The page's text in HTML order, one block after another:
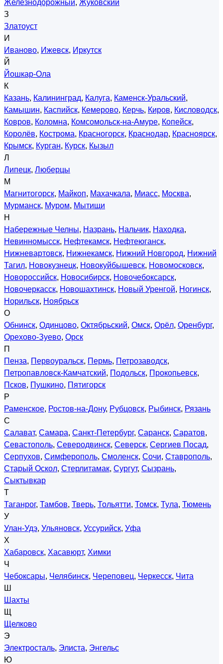
Железнодорожный, Жуковский
З
Златоуст
И
Иваново, Ижевск, Иркутск
Й
Йошкар-Ола
К
Казань, Калининград, Калуга, Каменск-Уральский,
Камышин, Каспийск, Кемерово, Керчь, Киров, Кисловодск,
Ковров, Коломна, Комсомольск-на-Амуре, Копейск,
Королёв, Кострома, Красногорск, Краснодар, Красноярск,
Крымск, Курган, Курск, Кызыл
Л
Липецк, Люберцы
М
Магнитогорск, Майкоп, Махачкала, Миасс, Москва,
Мурманск, Муром, Мытищи
Н
Набережные Челны, Назрань, Нальчик, Находка,
Невинномысск, Нефтекамск, Нефтеюганск,
Нижневартовск, Нижнекамск, Нижний Новгород, Нижний
Тагил, Новокузнецк, Новокуйбышевск, Новомосковск,
Новороссийск, Новосибирск, Новочебоксарск,
Новочеркасск, Новошахтинск, Новый Уренгой, Ногинск,
Норильск, Ноябрьск
О
Обнинск, Одинцово, Октябрьский, Омск, Орёл, Оренбург,
Орехово-Зуево, Орск
П
Пенза, Первоуральск, Пермь, Петрозаводск,
Петропавловск-Камчатский, Подольск, Прокопьевск,
Псков, Пушкино, Пятигорск
Р
Раменское, Ростов-на-Дону, Рубцовск, Рыбинск, Рязань
С
Салават, Самара, Санкт-Петербург, Саранск, Саратов,
Севастополь, Северодвинск, Северск, Сергиев Посад,
Серпухов, Симферополь, Смоленск, Сочи, Ставрополь,
Старый Оскол, Стерлитамак, Сургут, Сызрань,
Сыктывкар
Т
Таганрог, Тамбов, Тверь, Тольятти, Томск, Тула, Тюмень
У
Улан-Удэ, Ульяновск, Уссурийск, Уфа
Х
Хабаровск, Хасавюрт, Химки
Ч
Чебоксары, Челябинск, Череповец, Черкесск, Чита
Ш
Шахты
Щ
Щелково
Э
Электросталь, Элиста, Энгельс
Ю